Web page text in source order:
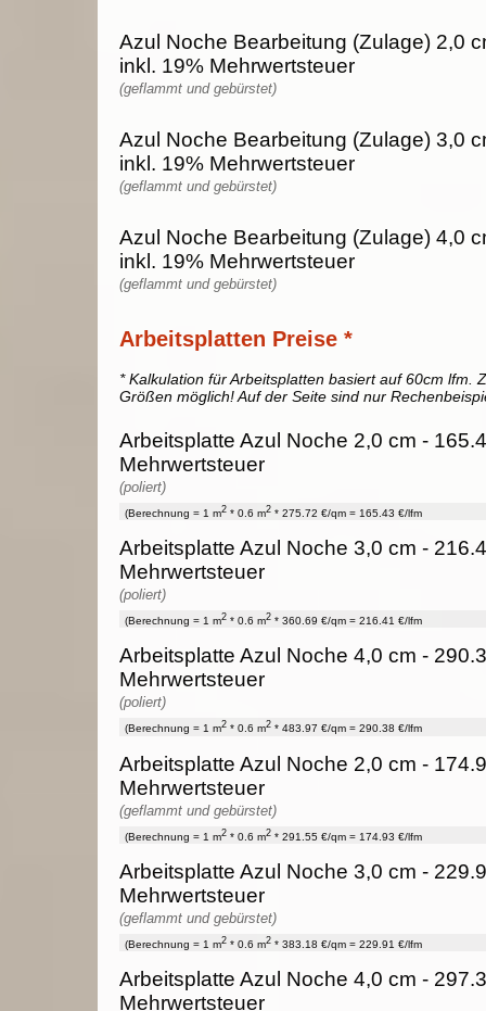
Azul Noche Bearbeitung (Zulage) 2,0
inkl. 19% Mehrwertsteuer
(geflammt und gebürstet)
Azul Noche Bearbeitung (Zulage) 3,0
inkl. 19% Mehrwertsteuer
(geflammt und gebürstet)
Azul Noche Bearbeitung (Zulage) 4,0
inkl. 19% Mehrwertsteuer
(geflammt und gebürstet)
Arbeitsplatten Preise *
* Kalkulation für Arbeitsplatten basiert auf 60cm lfm.
Größen möglich! Auf der Seite sind nur
Arbeitsplatte Azul Noche 2,0 cm -
Mehrwertsteuer
(poliert)
(Berechnung = 1 m2 * 0.6 m2 * 275.72 €/qm = 165.43 €/lfm
Arbeitsplatte Azul Noche 3,0 cm -
Mehrwertsteuer
(poliert)
(Berechnung = 1 m2 * 0.6 m2 * 360.69 €/qm = 216.41 €/lfm
Arbeitsplatte Azul Noche 4,0 cm -
Mehrwertsteuer
(poliert)
(Berechnung = 1 m2 * 0.6 m2 * 483.97 €/qm = 290.38 €/lfm
Arbeitsplatte Azul Noche 2,0 cm -
Mehrwertsteuer
(geflammt und gebürstet)
(Berechnung = 1 m2 * 0.6 m2 * 291.55 €/qm = 174.93 €/lfm
Arbeitsplatte Azul Noche 3,0 cm -
Mehrwertsteuer
(geflammt und gebürstet)
(Berechnung = 1 m2 * 0.6 m2 * 383.18 €/qm = 229.91 €/lfm
Arbeitsplatte Azul Noche 4,0 cm -
Mehrwertsteuer